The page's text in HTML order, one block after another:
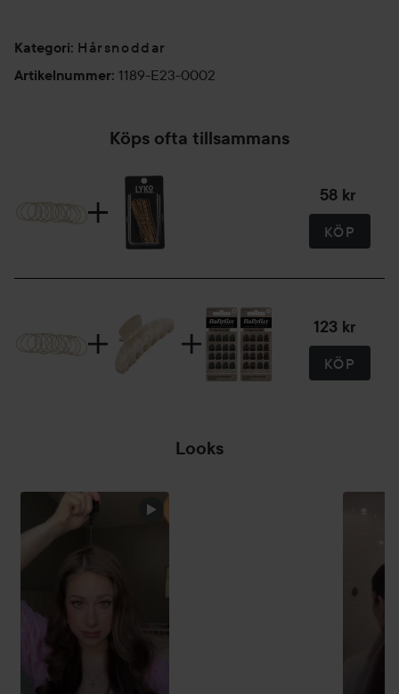
Kategori: Hårsnoddar
Artikelnummer: 1189-E23-0002
Köps ofta tillsammans
58 kr
KÖP
123 kr
KÖP
Looks
HOPPA ÖVER SEKTIONEN